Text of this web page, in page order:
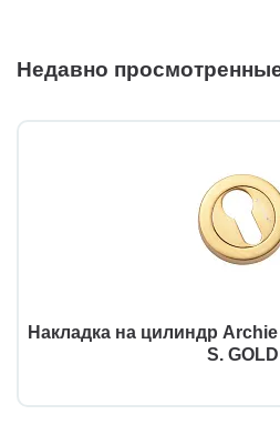
Недавно
Накладка на цилиндр
S. GOLD